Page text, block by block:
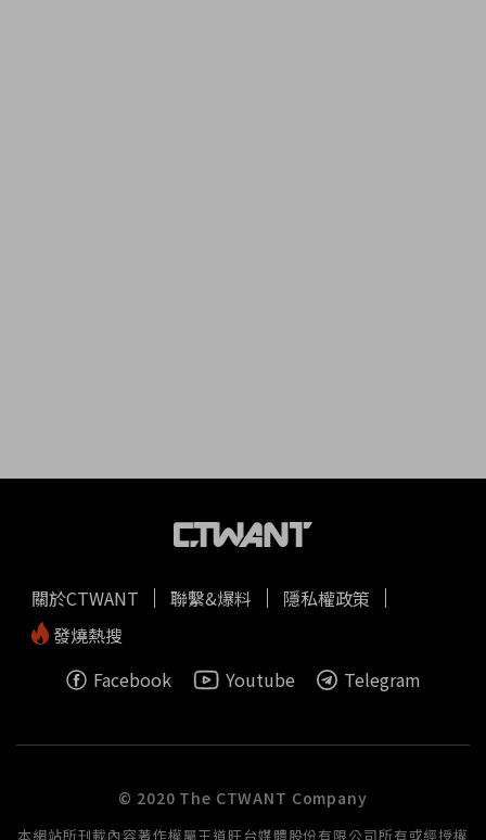
關於CTWANT 聯繫&爆料
隱私權政策
發燒熱搜
Facebook
Youtube Telegram
© 2020 The CTWANT Company
本網站所刊載內容著作權屬王道旺台媒體股份有限公司所有或經授權